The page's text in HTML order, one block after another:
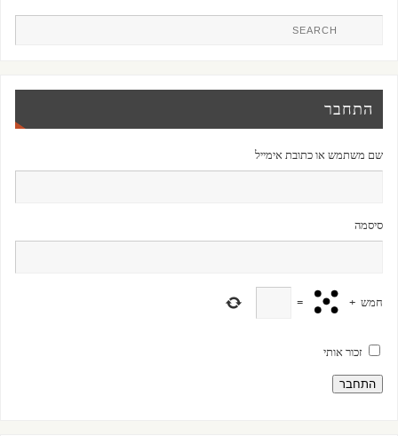
התחבר
שם משתמש או כתובת אימייל
סיסמה
חמש +
=
זכור אותי
התחבר